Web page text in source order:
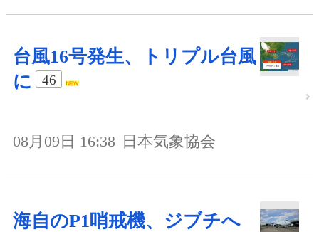
台風16号発生、トリプル台風
に
46
08月09日 16:38 日本気象協会
海自のP1哨戒機、ジブチへ